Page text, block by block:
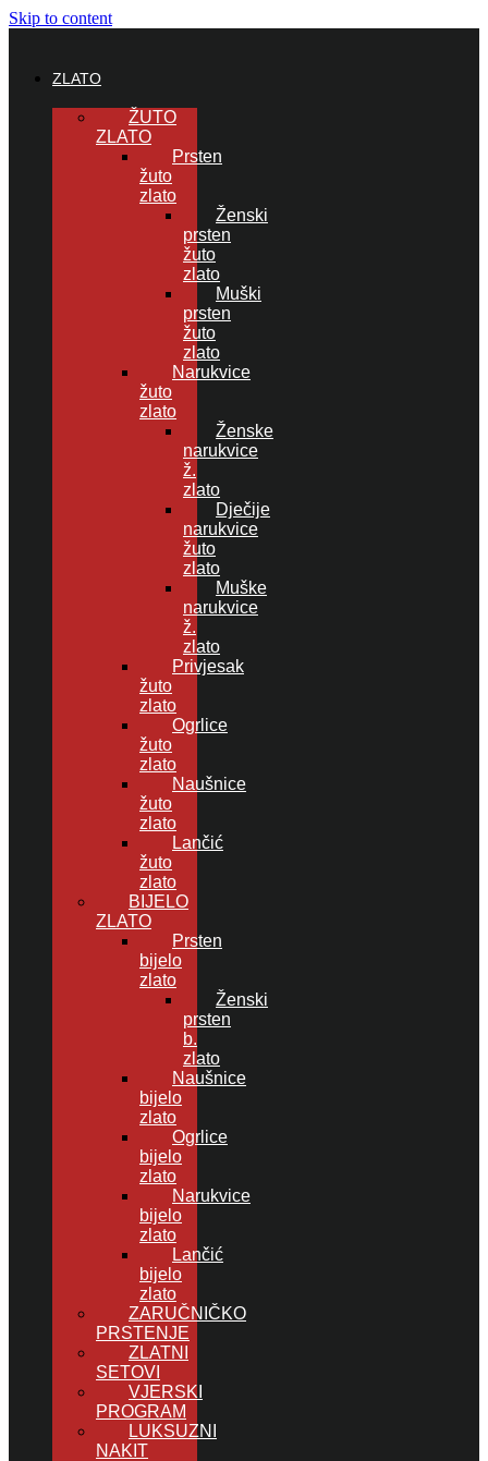
Skip to content
ZLATO
ŽUTO
ZLATO
Prsten
žuto
zlato
Ženski
prsten
žuto
zlato
Muški
prsten
žuto
zlato
Narukvice
žuto
zlato
Ženske
narukvice
ž.
zlato
Dječije
narukvice
žuto
zlato
Muške
narukvice
ž.
zlato
Privjesak
žuto
zlato
Ogrlice
žuto
zlato
Naušnice
žuto
zlato
Lančić
žuto
zlato
BIJELO
ZLATO
Prsten
bijelo
zlato
Ženski
prsten
b.
zlato
Naušnice
bijelo
zlato
Ogrlice
bijelo
zlato
Narukvice
bijelo
zlato
Lančić
bijelo
zlato
ZARUČNIČKO
PRSTENJE
ZLATNI
SETOVI
VJERSKI
PROGRAM
LUKSUZNI
NAKIT